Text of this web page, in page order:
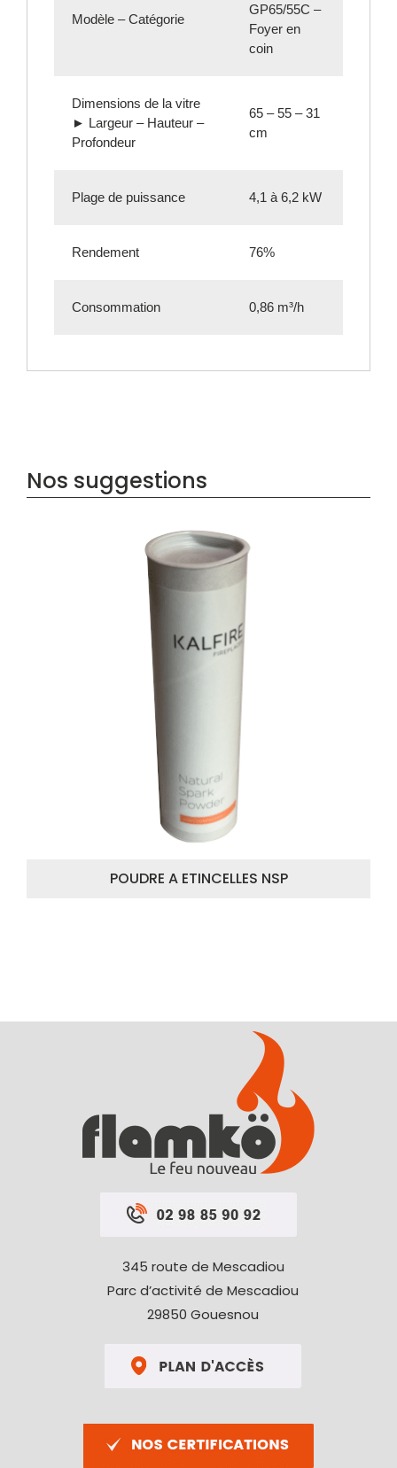
Modèle – Catégorie
GP65/55C –
Foyer en
coin
Dimensions de la vitre
► Largeur – Hauteur –
Profondeur
65 – 55 – 31
cm
Plage de puissance 4,1 à 6,2 kW
Rendement 76%
Consommation 0,86 m³/h
Nos suggestions
POUDRE A ETINCELLES NSP
345 route de Mescadiou
Parc d’activité de Mescadiou
29850 Gouesnou